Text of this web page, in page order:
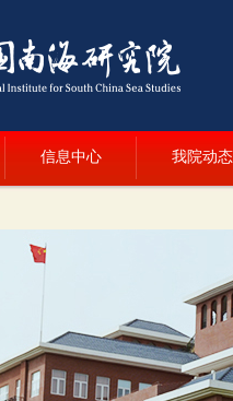
信息中心 我院动态